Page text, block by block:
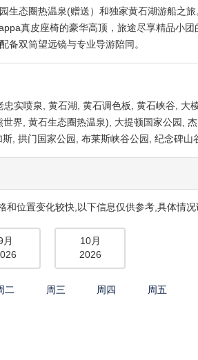
黄石公园入口仅几步之遥的小木屋风格酒店
真皮座椅的豪华高顶，旅途尽享精品小团
备双筒望远镜与专业导游陪同。
忠实喷泉, 黄石湖, 黄石调色板, 黄石峡谷, 大
世界, 黄石生态圈热温泉), 大提顿国家公园,
斯, 拱门国家公园, 布莱斯峡谷公园, 纪念碑